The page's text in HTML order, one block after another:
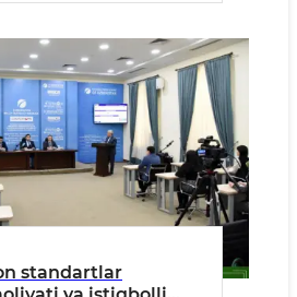
standartlar